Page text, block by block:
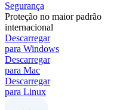
Segurança
Proteção no maior padrão
internacional
Descarregar
para Windows
Descarregar
para Mac
Descarregar
para Linux